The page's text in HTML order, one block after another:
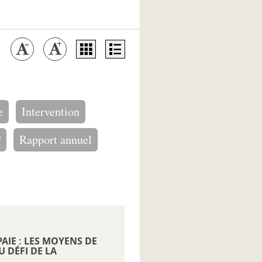
Intervention
Rapport annuel
: LES MOYENS DE
DÉFI DE LA